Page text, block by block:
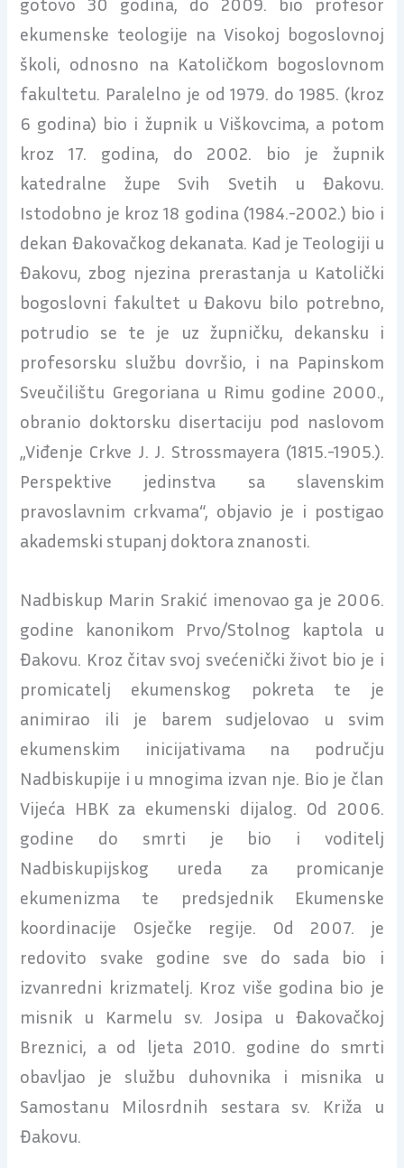
ekumenske teologije na Visokoj bogoslovnoj
školi, odnosno na Katoličkom bogoslovnom
fakultetu. Paralelno je od 1979. do 1985. (kroz
6 godina) bio i župnik u Viškovcima, a potom
kroz 17. godina, do 2002. bio je župnik
katedralne župe Svih Svetih u Đakovu.
Istodobno je kroz 18 godina (1984.-2002.) bio i
dekan Đakovačkog dekanata. Kad je Teologiji u
Đakovu, zbog njezina prerastanja u Katolički
bogoslovni fakultet u Đakovu bilo potrebno,
potrudio se te je uz župničku, dekansku i
profesorsku službu dovršio, i na Papinskom
Sveučilištu Gregoriana u Rimu godine 2000.,
obranio doktorsku disertaciju pod naslovom
„Viđenje Crkve J. J. Strossmayera (1815.-1905.).
Perspektive jedin­stva sa slavenskim
pravoslavnim crkvama“, objavio je i postigao
akademski stupanj doktora znanosti.
Nadbiskup Marin Srakić imenovao ga je 2006.
godine kanonikom Prvo/Stolnog kaptola u
Đakovu. Kroz čitav svoj svećenički život bio je i
promicatelj ekumenskog pokreta te je
animirao ili je barem sudjelovao u svim
ekumenskim inicijativama na području
Nadbiskupije i u mnogima izvan nje. Bio je član
Vijeća HBK za ekumenski dijalog. Od 2006.
godine do smrti je bio i voditelj
Nadbiskupijskog ureda za promicanje
ekumenizma te predsjednik Ekumenske
koordinacije Osječke regije. Od 2007. je
redovito svake godine sve do sada bio i
izvanredni krizmatelj. Kroz više godina bio je
misnik u Karmelu sv. Josipa u Đakovačkoj
Breznici, a od ljeta 2010. godine do smrti
obavljao je službu duhovnika i misnika u
Samostanu Milosrdnih sestara sv. Križa u
Đakovu.